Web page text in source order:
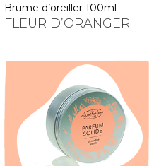
brume d’oreiller 100ml
FLEUR D’ORANGER